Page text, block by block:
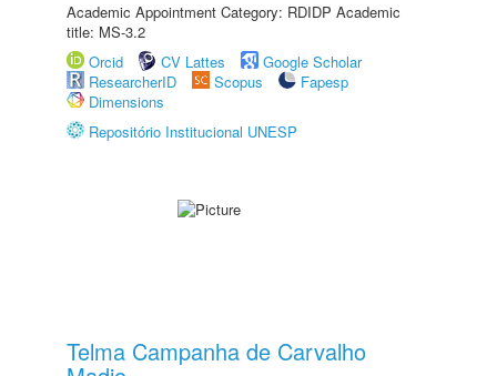
Academic Appointment Category: RDIDP Academic
title: MS-3.2
Orcid
CV Lattes
Google Scholar
ResearcherID
Scopus
Fapesp
Dimensions
Repositório Institucional UNESP
Telma Campanha de Carvalho